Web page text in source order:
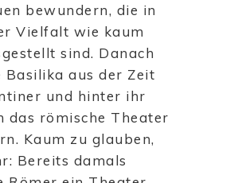
bewundern, die in
Vielfalt wie kaum
sind. Danach
Basilika aus der Zeit
und hinter ihr
das römische Theater
Kaum zu glauben,
Bereits damals